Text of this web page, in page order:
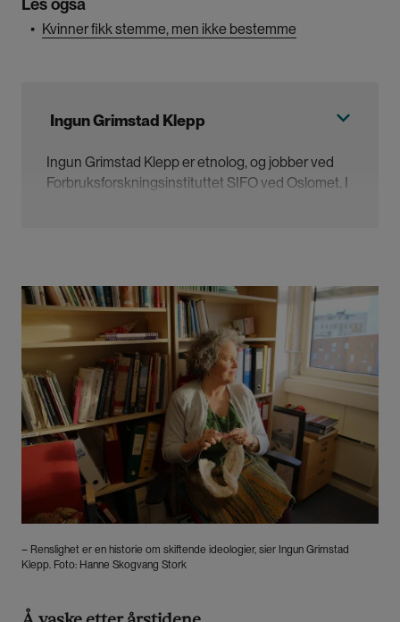
Les også
▪ Kvinner fikk stemme, men ikke bestemme
Ingun Grimstad Klepp
Ingun Grimstad Klepp er etnolog, og jobber ved
Forbruksforskningsinstituttet SIFO ved Oslomet. I
og miljø, og derfor også av Sundts arbeider, som
dokumenterte hvordan mye av dette arbeidet
foregikk.
Bilde
– Renslighet er en historie om skiftende ideologier, sier Ingun Grimstad
Klepp. Foto: Hanne Skogvang Stork